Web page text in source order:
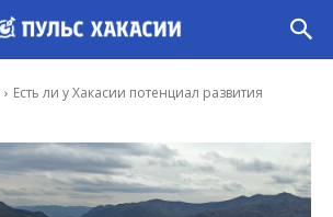
Есть ли у Хакасии потенциал развития